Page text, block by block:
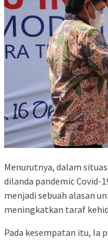
Menurutnya, dalam
dilanda pandemic Covid-
menjadi sebuah alasan
meningkatkan taraf
Pada kesempatan itu, Ia